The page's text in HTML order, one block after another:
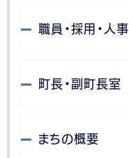
職員・採用・人事
町長・副町長室
まちの概要